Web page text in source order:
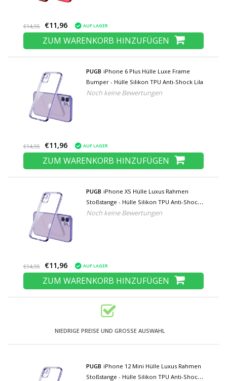
€14,95 €11,96 AUF LAGER
ZUM WARENKORB HINZUFÜGEN
PUGB iPhone 6 Plus Hülle Luxe Frame
Bumper - Hülle Silikon TPU Anti-Shock Lila
Noch keine Bewertungen
€14,95 €11,96 AUF LAGER
ZUM WARENKORB HINZUFÜGEN
PUGB iPhone XS Hülle Luxus Rahmen
Stoßstange - Hülle Silikon TPU Anti-Shock
Lila
Noch keine Bewertungen
€14,95 €11,96 AUF LAGER
ZUM WARENKORB HINZUFÜGEN
NIEDRIGE PREISE UND GROSSE AUSWAHL
PUGB iPhone 12 Mini Hülle Luxus Rahmen
Stoßstange - Hülle Silikon TPU Anti-Shock